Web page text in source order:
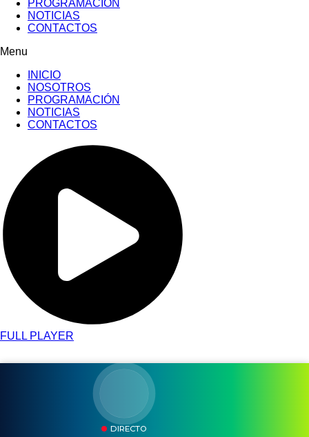
PROGRAMACIÓN
NOTICIAS
CONTACTOS
Menu
INICIO
NOSOTROS
PROGRAMACIÓN
NOTICIAS
CONTACTOS
FULL PLAYER
DIRECTO